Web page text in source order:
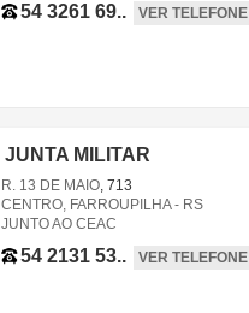
54 3261 69.. VER TELEFONE
JUNTA MILITAR
R. 13 DE MAIO, 713
CENTRO, FARROUPILHA - RS
JUNTO AO CEAC
54 2131 53.. VER TELEFONE